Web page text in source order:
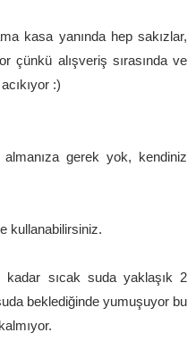
kasa yanında hep sakızlar,
çünkü alışveriş sırasında ve
:)
gerek yok, kendiniz
kullanabilirsiniz.
kadar sıcak suda yaklaşık 2
beklediğinde yumuşuyor bu